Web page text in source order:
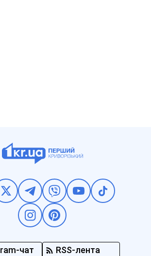
чат RSS-лента